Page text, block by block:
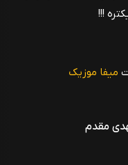
!!!
میفا موزیک
مقدم